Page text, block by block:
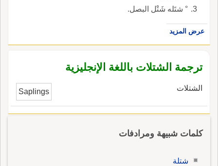
° شتَله شَتْل البصل.
عرض المزيد
ترجمة الشتلات باللغة الإنجليزية
الشتلات Saplings
كلمات شبيهة ومرادفات
شتلة